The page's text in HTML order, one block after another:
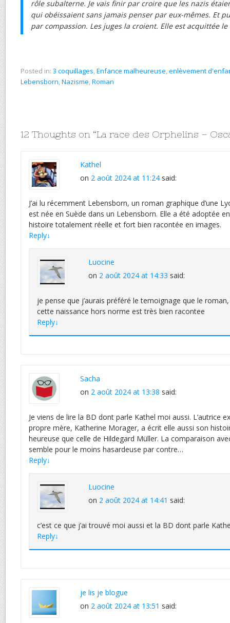
rôle subalterne. Je vais finir par croire que les nazis
qui obéissaient sans jamais penser par eux-mêmes. Et
par compassion. Les juges la croient. Elle est acquittée le
Posted in: 3 coquillages,Enfance malheureuse,enlèvement
Lebensborn,Nazisme,Roman
12 Thoughts on “La race des Orphelins –
Kathel
on 2 août 2024 at 11:24 said:
J’ai lu récemment Lebensborn, un roman graphique d’une
est née en Suède dans un Lebensborn. Elle a été adoptée en
histoire totalement réelle et fort bien racontée en images.
Reply↓
Luocine
on 2 août 2024 at 14:33 said:
je pense que j’aurais préféré le temoignage que le
cette naissance hors norme est très bien racontee
Reply↓
Sacha
on 2 août 2024 at 13:38 said:
Je viens de lire la BD dont parle Kathel moi aussi. L’autrice
propre mère, Katherine Morager, a écrit elle aussi son
heureuse que celle de Hildegard Müller. La comparaison
semble pour le moins hasardeuse par contre…
Reply↓
Luocine
on 2 août 2024 at 14:41 said:
c’est ce que j’ai trouvé moi aussi et la BD dont parle
Reply↓
je lis je blogue
on 2 août 2024 at 13:51 said: